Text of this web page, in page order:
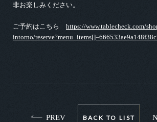
非お楽しみください。
ご予約はこちら https://www.tablecheck.com/
intorno/
PREV BACK TO LIST